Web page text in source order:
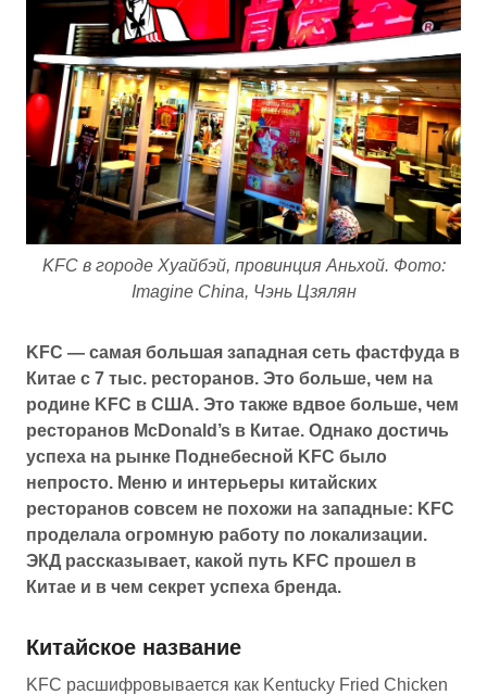
KFC в городе Хуайбэй, провинция Аньхой. Фото:
Imagine China, Чэнь Цзялян
KFC — самая большая западная сеть фастфуда в
Китае с 7 тыс. ресторанов. Это больше, чем на
родине KFC в США. Это также вдвое больше, чем
ресторанов McDonald’s в Китае. Однако достичь
успеха на рынке Поднебесной KFC было
непросто. Меню и интерьеры китайских
ресторанов совсем не похожи на западные: KFC
проделала огромную работу по локализации.
ЭКД рассказывает, какой путь KFC прошел в
Китае и в чем секрет успеха бренда.
Китайское название
KFC расшифровывается как Kentucky Fried Chicken